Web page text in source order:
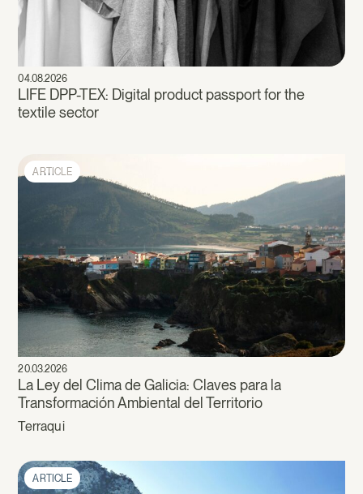
04.08.2026
LIFE DPP-TEX: Digital product passport for the
textile sector
ARTICLE
20.03.2026
La Ley del Clima de Galicia: Claves para la
Transformación Ambiental del Territorio
Terraqui
ARTICLE